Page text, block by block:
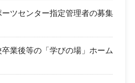
ツセンター指定管理者の募集
業後等の「学びの場」ホーム